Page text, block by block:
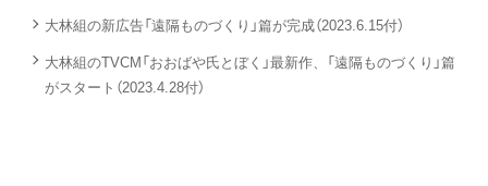
大林組の新広告「遠隔ものづくり」篇が完成（2023.6.15付）
大林組のTVCM「おおばや氏とぼく」最新作、「遠隔ものづくり」篇
がスタート（2023.4.28付）